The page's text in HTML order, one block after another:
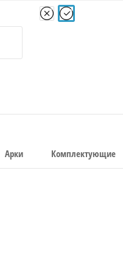
Арки Комплектующие